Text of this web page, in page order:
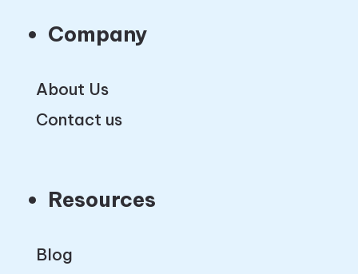
Company
About Us
Contact us
Resources
Blog